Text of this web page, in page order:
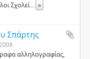
Σχολεί... »
Σπάρτης
αλληλογραφίας,